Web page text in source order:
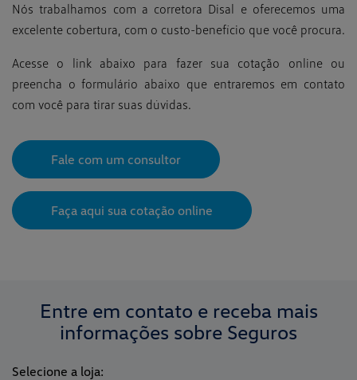
Nós trabalhamos com a corretora Disal e oferecemos uma
excelente cobertura, com o custo-benefício que você procura.
Acesse o link abaixo para fazer sua cotação online ou
preencha o formulário abaixo que entraremos em contato
com você para tirar suas dúvidas.
Fale com um consultor
Faça aqui sua cotação online
Entre em contato e receba mais
informações sobre Seguros
Selecione a loja: